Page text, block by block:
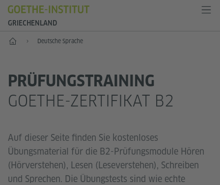
GRIECHENLAND
Start Deutsche Sprache
PRÜFUNGSTRAINING
GOETHE-ZERTIFIKAT B2
Auf dieser Seite finden Sie kostenloses
Übungsmaterial für die B2-Prüfungsmodule Hören
(Hörverstehen), Lesen (Leseverstehen), Schreiben
und Sprechen. Die Übungstests sind wie echte